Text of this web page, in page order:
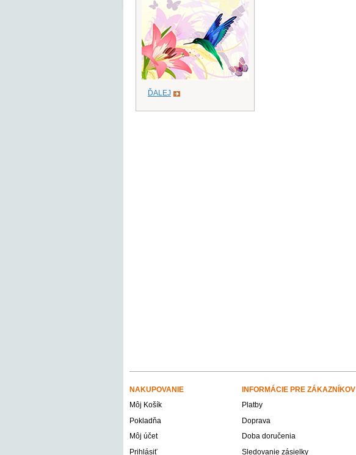
ĎALEJ
NAKUPOVANIE INFORMÁCIE PRE ZÁKAZNÍKOV
Môj Košík
Platby
Pokladňa
Doprava
Môj účet
Doba doručenia
Prihlásiť
Sledovanie zásielky